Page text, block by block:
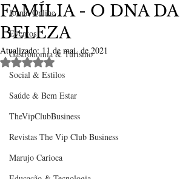
Jornal Online
Eventos
Gastronomia & Turismo
Social & Estilos
Saúde & Bem Estar
TheVipClubBusiness
Revistas The Vip Club Business
Marujo Carioca
FAMÍLIA - O DNA DA
BELEZA
Atualizado: 11 de mai. de 2021
Avaliado com NaN de 5 estrelas.